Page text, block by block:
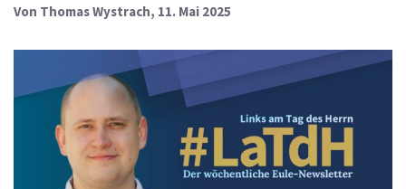
Von Thomas Wystrach, 11. Mai 2025